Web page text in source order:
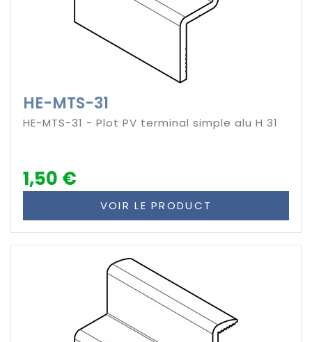
HE-MTS-31
HE-MTS-31 - Plot PV terminal simple alu H 31
1,50 €
VOIR LE PRODUCT